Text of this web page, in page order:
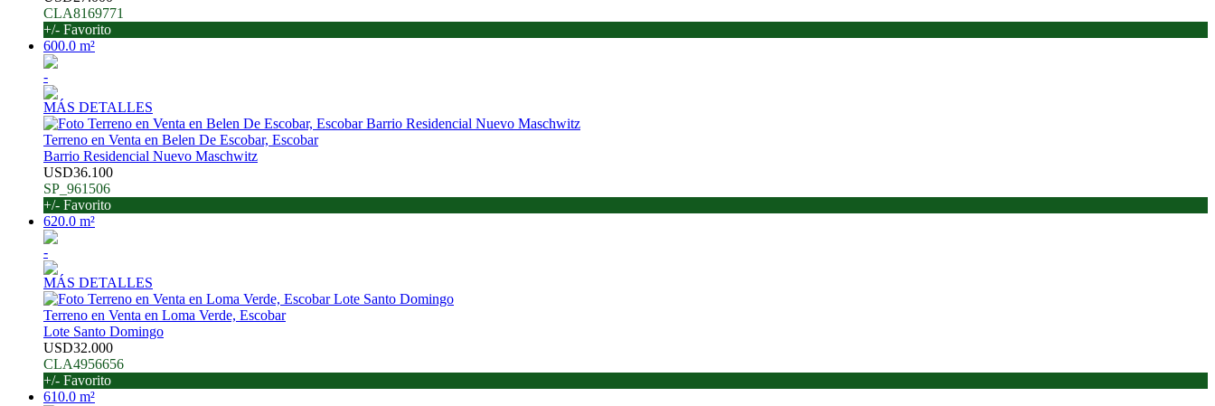
CLA8169771
+/- Favorito
600.0 m²
-
MÁS DETALLES
Terreno en Venta en Belen De Escobar, Escobar
Barrio Residencial Nuevo Maschwitz
USD36.100
SP_961506
+/- Favorito
620.0 m²
-
MÁS DETALLES
Terreno en Venta en Loma Verde, Escobar
Lote Santo Domingo
USD32.000
CLA4956656
+/- Favorito
610.0 m²